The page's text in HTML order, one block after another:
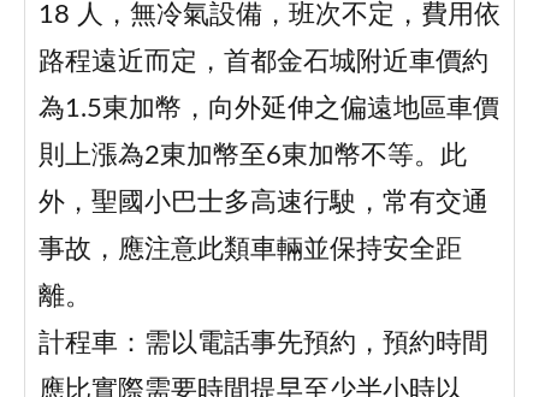
18 人，無冷氣設備，班次不定，費用依
路程遠近而定，首都金石城附近車價約
為1.5東加幣，向外延伸之偏遠地區車價
則上漲為2東加幣至6東加幣不等。此
外，聖國小巴士多高速行駛，常有交通
事故，應注意此類車輛並保持安全距
離。
計程車：需以電話事先預約，預約時間
應比實際需要時間提早至少半小時以